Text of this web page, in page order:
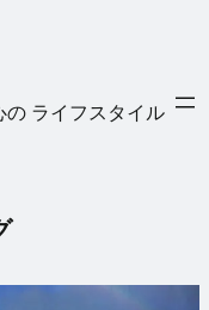
の ライフスタイル